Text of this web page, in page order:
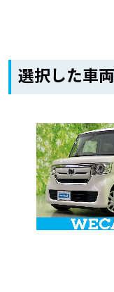
車検見積
車検料金
品質管理と
オイル交
お役立ち
お問い合
選択した車両